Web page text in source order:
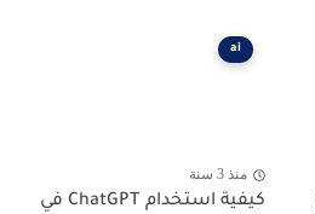
ai
منذ 3 سنة
كيفية استخدام ChatGPT في